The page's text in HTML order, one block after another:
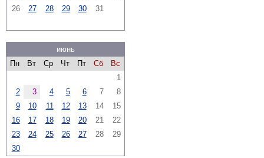
26
27 28 29 30 31
июнь
Пн
Вт Ср Чт Пт Сб
Вс
1
2
3 4 5 6 7
8
9
10 11 12 13 14
15
16
17 18 19 20 21
22
23
24 25 26 27 28
29
30